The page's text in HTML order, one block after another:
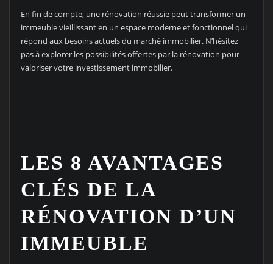
En fin de compte, une rénovation réussie peut transformer un
immeuble vieillissant en un espace moderne et fonctionnel qui
répond aux besoins actuels du marché immobilier. N’hésitez
pas à explorer les possibilités offertes par la rénovation pour
valoriser votre investissement immobilier.
LES 8 AVANTAGES
CLÉS DE LA
RÉNOVATION D’UN
IMMEUBLE